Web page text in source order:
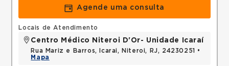
Agende uma consulta
Locais de Atendimento
Centro Médico Niteroi D'Or- Unidade Icaraí
Rua Mariz e Barros, Icarai, Niteroi, RJ, 24230251 •
Mapa